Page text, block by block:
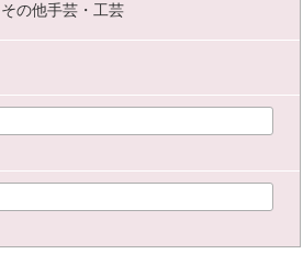
その他手芸・工芸